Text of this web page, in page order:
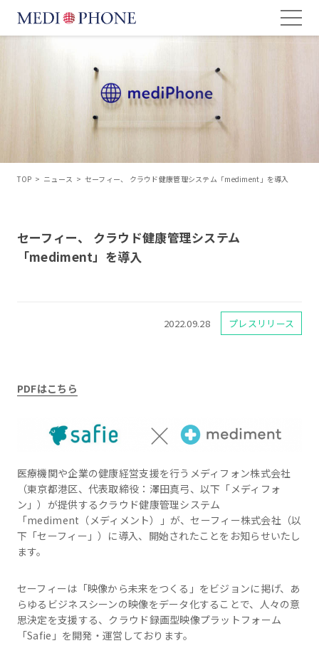
TOP > ニュース > セーフィー、 クラウド健康管理システム「mediment」を導入
セーフィー、 クラウド健康管理システム
「mediment」を導入
2022.09.28 プレスリリース
PDFはこちら
医療機関や企業の健康経営支援を行うメディフォン株式会社
（東京都港区、代表取締役：澤田真弓、以下「メディフォ
ン」）が提供するクラウド健康管理システム
「mediment（メディメント）」が、セーフィー株式会社（以
下「セーフィー」）に導入、開始されたことをお知らせいたし
ます。
セーフィーは「映像から未来をつくる」をビジョンに掲げ、あ
らゆるビジネスシーンの映像をデータ化することで、人々の意
思決定を支援する、クラウド録画型映像プラットフォーム
「Safie」を開発・運営しております。